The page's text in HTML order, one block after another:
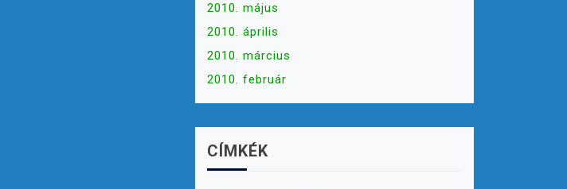
2010. május
2010. április
2010. március
2010. február
CÍMKÉK